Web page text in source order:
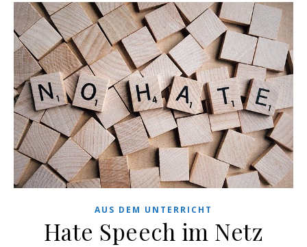
AUS DEM UNTERRICHT
Hate Speech im Netz